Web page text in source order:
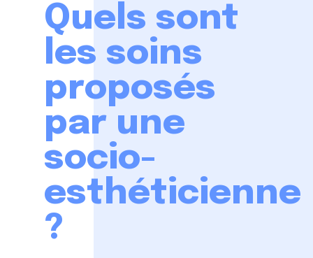
Quels sont
les soins
proposés
par une
socio-
esthéticienne
?